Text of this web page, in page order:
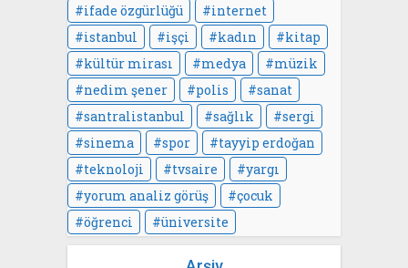
ifade özgürlüğü
internet
istanbul
işçi kadın
kitap
kültür mirası
medya
müzik
nedim şener
polis
sanat
santralistanbul
sağlık
sergi
sinema
spor
tayyip erdoğan
teknoloji
tvsaire
yargı
yorum analiz görüş
çocuk
öğrenci
üniversite